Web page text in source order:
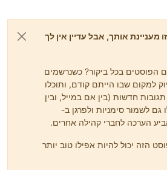
אותך, אבל עדיין אין לך
הפוסטים בכל ביקור? כשנרשמים
למקום שבו הייתם קודם, ותוכלו
חדשות (בין אם במייל, ובין
לשמור סימניות ולפרגן ב-
הזה יכול להיות אפילו טוב יותר